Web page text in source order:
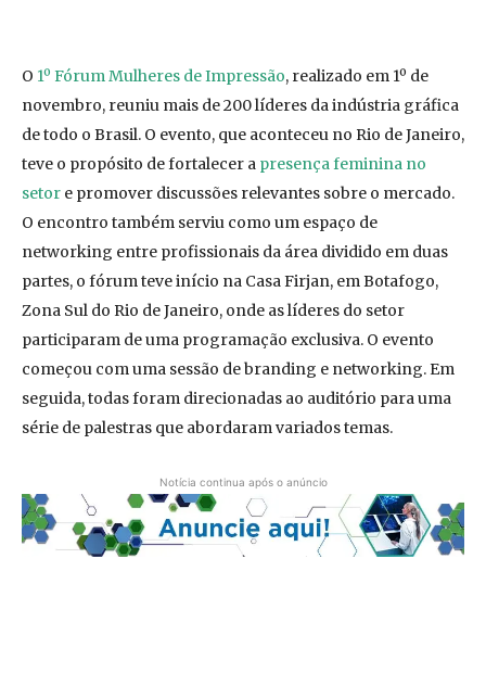
O 1º Fórum Mulheres de Impressão, realizado em 1º de
novembro, reuniu mais de 200 líderes da indústria gráfica
de todo o Brasil. O evento, que aconteceu no Rio de Janeiro,
teve o propósito de fortalecer a presença feminina no
setor e promover discussões relevantes sobre o mercado.
O encontro também serviu como um espaço de
networking entre profissionais da área dividido em duas
partes, o fórum teve início na Casa Firjan, em Botafogo,
Zona Sul do Rio de Janeiro, onde as líderes do setor
participaram de uma programação exclusiva. O evento
começou com uma sessão de branding e networking. Em
seguida, todas foram direcionadas ao auditório para uma
série de palestras que abordaram variados temas.
Notícia continua após o anúncio